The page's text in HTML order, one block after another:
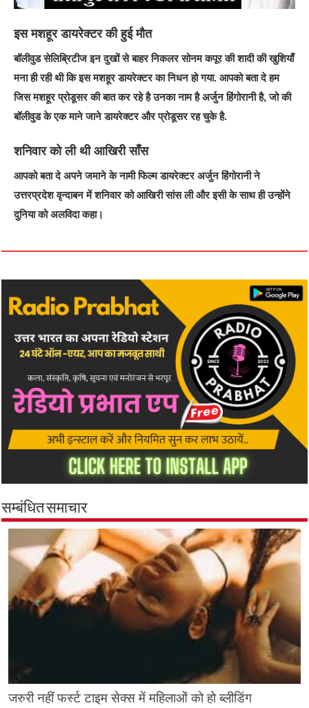
इस मशहूर डायरेक्टर की हुई मौत
बॉलीवुड सेलिब्रिटीज इन दुखों से बाहर निकलर सोनम कपूर की शादी की खुशियाँ
मना ही रही थी कि इस मशहूर डायरेक्टर का निधन हो गया. आपको बता दे हम
जिस मशहूर प्रोडूसर की बात कर रहे है उनका नाम है अर्जुन हिंगोरानी है, जो की
बॉलीवुड के एक माने जाने डायरेक्टर और प्रोडूसर रह चुके है.
शनिवार को ली थी आखिरी साँस
आपको बता दे अपने जमाने के नामी फिल्म डायरेक्टर अर्जुन हिंगोरानी ने
उत्तरप्रदेश वृन्दाबन में शनिवार को आखिरी सांस ली और इसी के साथ ही उन्होंने
दुनिया को अलविदा कहा।
सम्बंधित समाचार
जरुरी नहीं फर्स्ट टाइम सेक्स में महिलाओं को हो ब्लीडिंग